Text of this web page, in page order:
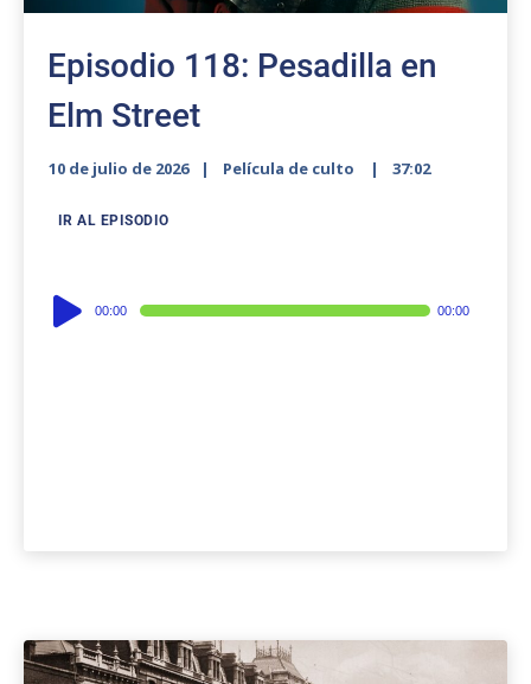
Episodio 118: Pesadilla en
Elm Street
10 de julio de 2026 Película de culto 37:02
IR AL EPISODIO
Audio
Player
00:00 00:00